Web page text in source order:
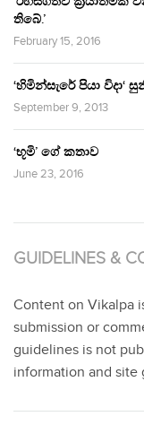
තිබේ.’
February 15, 2016
‘හිමින්සැරේ පියා විදා‘
September 9, 2013
‘භූමි’ ගේ කතාව
June 23, 2016
GUIDELINES &
Content on Vikalpa
submission or
guidelines is not
information and site